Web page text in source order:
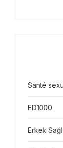
Santé
ED1000
Erkek